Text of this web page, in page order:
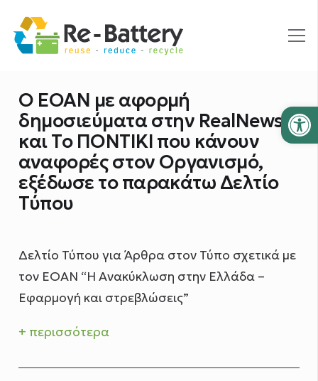
Ο ΕΟΑΝ με αφορμή
δημοσιεύματα στην RealNews
και Το ΠΟΝΤΙΚΙ που κάνουν
αναφορές στον Οργανισμό,
εξέδωσε το παρακάτω Δελτίο
Τύπου
Δελτίο Τύπου για Άρθρα στον Τύπο σχετικά με
τον ΕΟΑΝ “Η Ανακύκλωση στην Ελλάδα –
Εφαρμογή και στρεβλώσεις”
+ περισσότερα